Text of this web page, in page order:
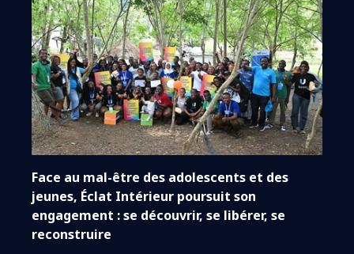
Face au mal-être des adolescents et des
jeunes, Éclat Intérieur poursuit son
engagement : se découvrir, se libérer, se
reconstruire